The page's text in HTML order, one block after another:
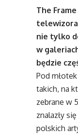
The
nie tylko
w
będzie
Pod
takich, na
zebrane w
znalazły
polskich